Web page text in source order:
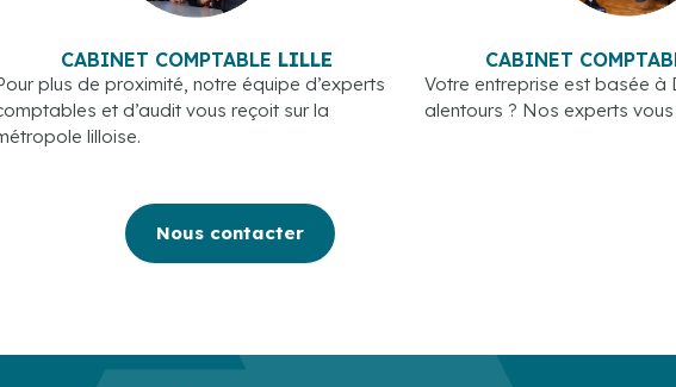
CABINET COMPTABLE LILLE
plus de proximité, notre équipe d’experts
et d’audit vous reçoit sur la
lilloise.
CABINET
Votre entreprise est basée à
alentours ? Nos experts
Nous contacter